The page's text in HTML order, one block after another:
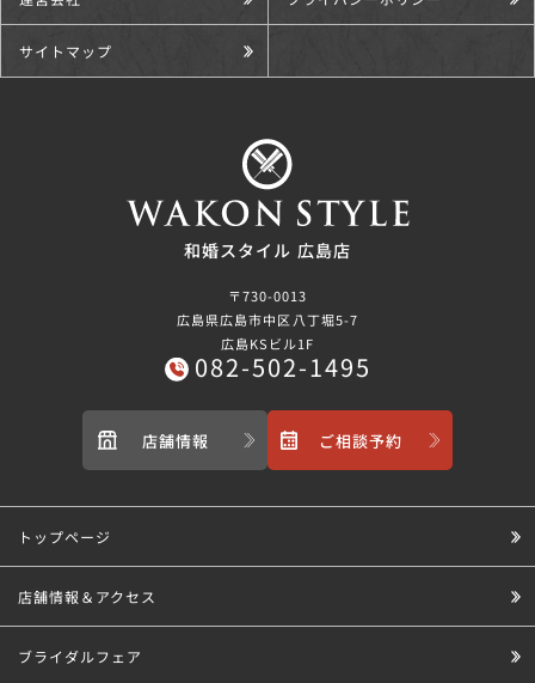
サイトマップ
和婚スタイル 広島店
〒730-0013
広島県広島市中区八丁堀5-7
広島KSビル1F
082-502-1495
店舗情報 ご相談予約
トップページ
店舗情報＆アクセス
ブライダルフェア